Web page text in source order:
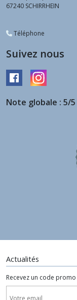
67240 SCHIRRHEIN
Téléphone
Suivez nous
Note globale : 5/5
Actualités
Recevez un code